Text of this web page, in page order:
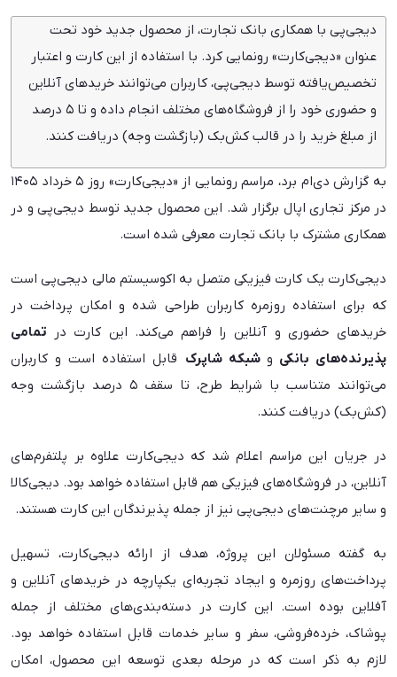
دیجی‌پی با همکاری بانک تجارت، از محصول جدید خود تحت
عنوان «دیجی‌کارت» رونمایی کرد. با استفاده از این کارت و اعتبار
تخصیص‌یافته توسط دیجی‌پی، کاربران می‌توانند خریدهای آنلاین
و حضوری خود را از فروشگاه‌های مختلف انجام داده و تا ۵ درصد
از مبلغ خرید را در قالب کش‌بک (بازگشت وجه) دریافت کنند.
به گزارش دی‌ام برد، مراسم رونمایی از «دیجی‌کارت» روز ۵ خرداد ۱۴۰۵
در مرکز تجاری اپال برگزار شد. این محصول جدید توسط دیجی‌پی و در
همکاری مشترک با بانک تجارت معرفی شده است.
دیجی‌کارت یک کارت فیزیکی متصل به اکوسیستم مالی دیجی‌پی است
که برای استفاده روزمره کاربران طراحی شده و امکان پرداخت در
خریدهای حضوری و آنلاین را فراهم می‌کند. این کارت در تمامی
پذیرنده‌های بانکی و شبکه شاپرک قابل استفاده است و کاربران
می‌توانند متناسب با شرایط طرح، تا سقف ۵ درصد بازگشت وجه
(کش‌بک) دریافت کنند.
در جریان این مراسم اعلام شد که دیجی‌کارت علاوه بر پلتفرم‌های
آنلاین، در فروشگاه‌های فیزیکی هم قابل استفاده خواهد بود. دیجی‌کالا
و سایر مرچنت‌های دیجی‌پی نیز از جمله پذیرندگان این کارت هستند.
به گفته مسئولان این پروژه، هدف از ارائه دیجی‌کارت، تسهیل
پرداخت‌های روزمره و ایجاد تجربه‌ای یکپارچه در خریدهای آنلاین و
آفلاین بوده است. این کارت در دسته‌بندی‌های مختلف از جمله
پوشاک، خرده‌فروشی، سفر و سایر خدمات قابل استفاده خواهد بود.
لازم به ذکر است که در مرحله بعدی توسعه این محصول، امکان